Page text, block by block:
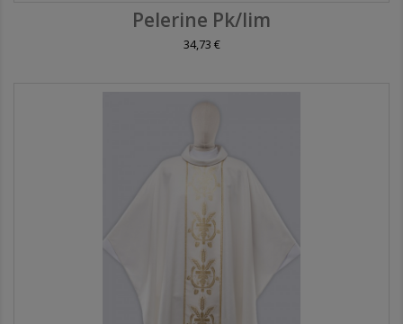
Pelerine Pk/lim
34,73 €